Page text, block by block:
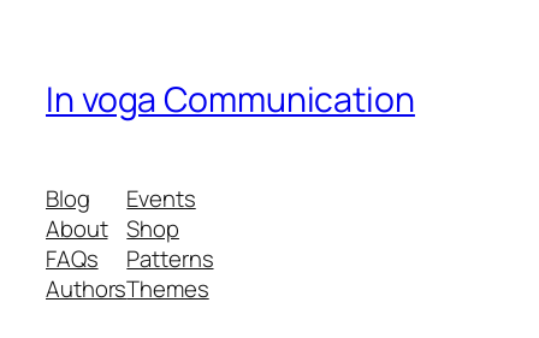
In voga Communication
Blog
About
FAQs
Authors
Events
Shop
Patterns
Themes